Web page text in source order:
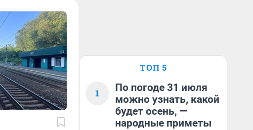
ТОП 5
1
По погоде 31 июля
можно узнать, какой
будет осень, —
народные приметы